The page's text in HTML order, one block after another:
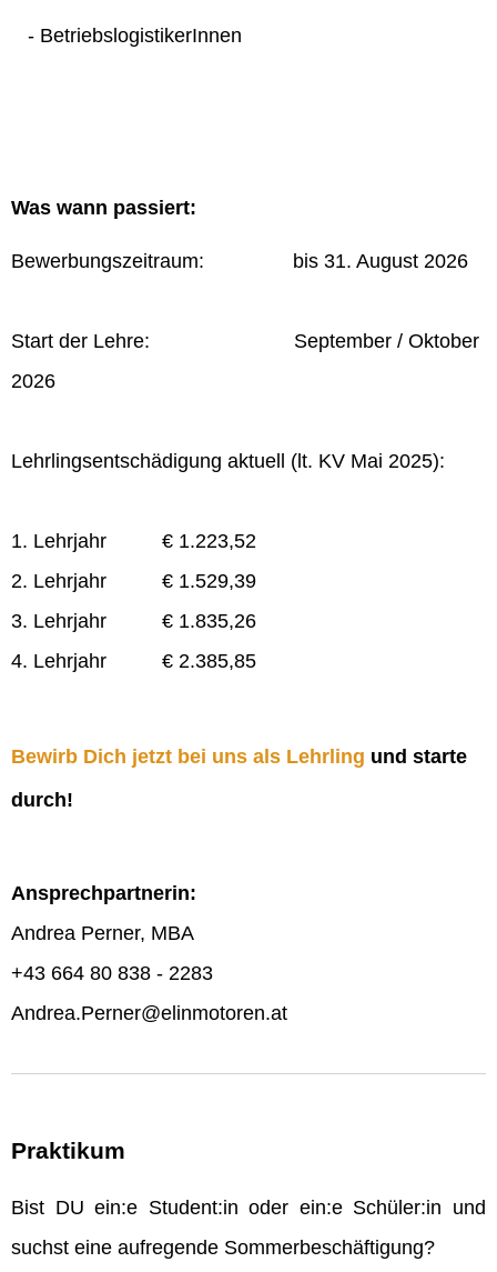
- BetriebslogistikerInnen
Was wann passiert:
Bewerbungszeitraum: bis 31. August 2026
Start der Lehre: September / Oktober
2026
Lehrlingsentschädigung aktuell (lt. KV Mai 2025):
1. Lehrjahr € 1.223,52
2. Lehrjahr € 1.529,39
3. Lehrjahr € 1.835,26
4. Lehrjahr € 2.385,85
Bewirb Dich jetzt bei uns als Lehrling und starte
durch!
Ansprechpartnerin:
Andrea Perner, MBA
+43 664 80 838 - 2283
Andrea.Perner@elinmotoren.at
Praktikum
Bist DU ein:e Student:in oder ein:e Schüler:in und
suchst eine aufregende Sommerbeschäftigung?